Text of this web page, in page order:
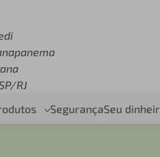
RJ
SegurançaSeu